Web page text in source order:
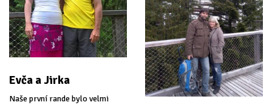
Evča a Jirka
Naše první rande bylo velmi